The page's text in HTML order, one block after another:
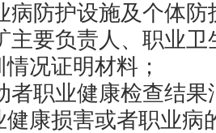
病防护设施及个体
主要负责人、职业
况证明材料；
者职业健康检查结
健康损害或者职业病